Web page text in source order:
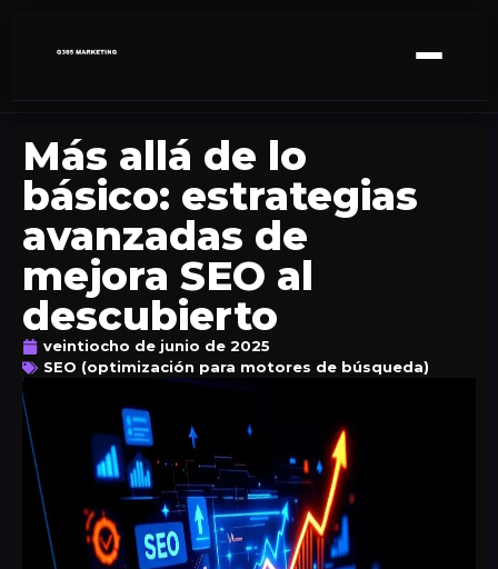
Más allá de lo
básico: estrategias
avanzadas de
mejora SEO al
descubierto
veintiocho de junio de 2025
SEO (optimización para motores de búsqueda)